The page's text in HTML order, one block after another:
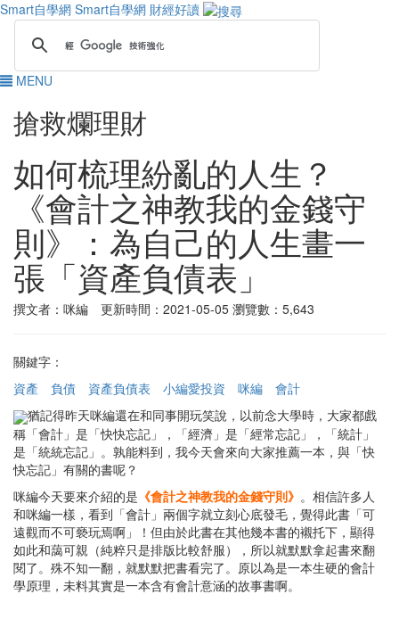
Smart自學網 Smart自學網 財經好讀
MENU
搶救爛理財
如何梳理紛亂的人生？
《會計之神教我的金錢守
則》：為自己的人生畫一
張「資產負債表」
撰文者：咪編 更新時間：2021-05-05 瀏覽數：5,643
關鍵字：
資產
負債 資產負債表 小編愛投資 咪編
會計
猶記得昨天咪編還在和同事開玩笑說，以前念大學時，大家都戲
稱「會計」是「快快忘記」，「經濟」是「經常忘記」，「統計」
是「統統忘記」。孰能料到，我今天會來向大家推薦一本，與「快
快忘記」有關的書呢？
咪編今天要來介紹的是 《會計之神教我的金錢守則》 。相信許多人
和咪編一樣，看到「會計」兩個字就立刻心底發毛，覺得此書「可
遠觀而不可褻玩焉啊」！但由於此書在其他幾本書的襯托下，顯得
如此和藹可親（純粹只是排版比較舒服），所以就默默拿起書來翻
閱了。殊不知一翻，就默默把書看完了。原以為是一本生硬的會計
學原理，未料其實是一本含有會計意涵的故事書啊。